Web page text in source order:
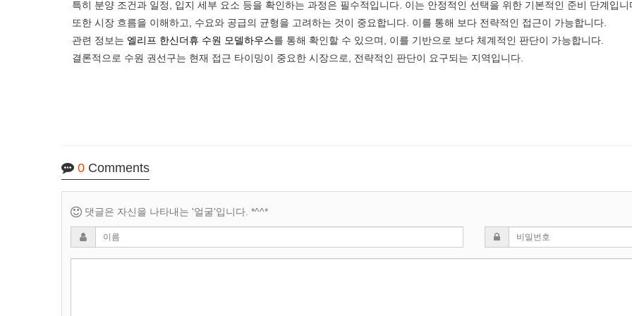
특히 분양 조건과 일정, 입지 세부 요소 등을 확인하는 과정은 필수적입니다. 이는 안정적인 선택을 위한 기본적인 준비 단계입니
또한 시장 흐름을 이해하고, 수요와 공급의 균형을 고려하는 것이 중요합니다. 이를 통해 보다 전략적인 접근이 가능합니다.
관련 정보는 엘리프 한신더휴 수원 모델하우스를 통해 확인할 수 있으며, 이를 기반으로 보다 체계적인 판단이 가능합니다.
결론적으로 수원 권선구는 현재 접근 타이밍이 중요한 시장으로, 전략적인 판단이 요구되는 지역입니다.
0 Comments
댓글은 자신을 나타내는 '얼굴'입니다. *^^*